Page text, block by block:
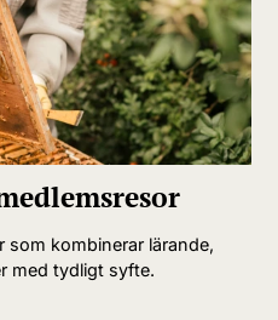
som kombinerar lärande,
med tydligt syfte.